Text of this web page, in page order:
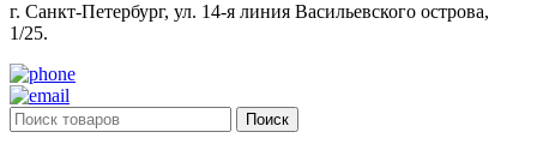
г. Санкт-Петербург, ул. 14-я линия Васильевского острова,
1/25.
Поиск